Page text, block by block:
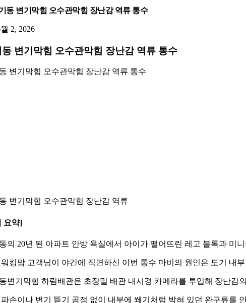
동 변기막힘 오수관막힘 장난감 역류 통수
2, 2026
변기막힘 오수관막힘 장난감 역류 통수
변기막힘 오수관막힘 장난감 역류 통수
변기막힘 오수관막힘 장난감 역류
요약]
의 20년 된 아파트 안방 욕실에서 아이가 떨어뜨린 레고 블록과 미
워킹맘 고객님이 야간에 직면하신 이번 통수 마비의 원인은 도기 내
변기막힘 하림배관은 초정밀 배관 내시경 카메라를 투입해 장난감
손이나 변기 뜯기 공정 없이 내부에 쐐기처럼 박혀 있던 완구류를